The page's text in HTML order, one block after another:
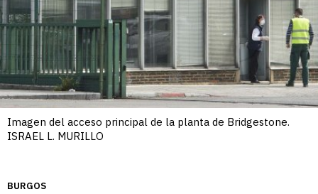
Imagen del acceso principal de la planta de Bridgestone.
ISRAEL L. MURILLO
BURGOS